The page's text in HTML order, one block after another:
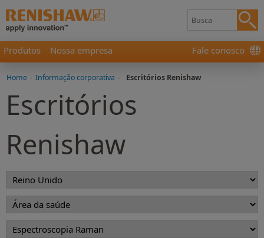
Produtos Nossa empresa Fale conosco
Home - Informação corporativa - Escritórios Renishaw
Escritórios
Renishaw